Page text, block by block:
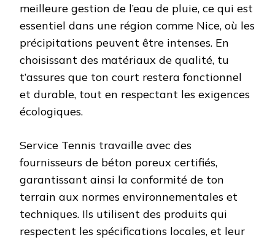
meilleure gestion de l’eau de pluie, ce qui est
essentiel dans une région comme Nice, où les
précipitations peuvent être intenses. En
choisissant des matériaux de qualité, tu
t’assures que ton court restera fonctionnel
et durable, tout en respectant les exigences
écologiques.
Service Tennis travaille avec des
fournisseurs de béton poreux certifiés,
garantissant ainsi la conformité de ton
terrain aux normes environnementales et
techniques. Ils utilisent des produits qui
respectent les spécifications locales, et leur